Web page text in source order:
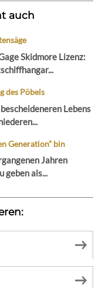
auch
Skidmore Lizenz:
des Pöbels
Lebens
Generation” bin
Jahren
geben als...